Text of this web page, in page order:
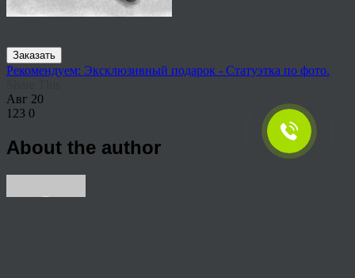
Заказать
Рекомендуем: Эксклюзивный подарок - Статуэтка по фото.
Авг 20
123 0
About the author